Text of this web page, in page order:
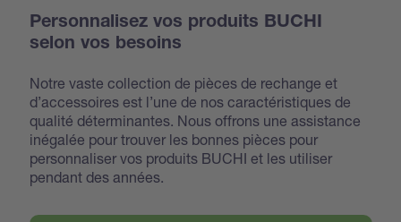
Personnalisez vos produits BUCHI
selon vos besoins
Notre vaste collection de pièces de rechange et
d’accessoires est l’une de nos caractéristiques de
qualité déterminantes. Nous offrons une assistance
inégalée pour trouver les bonnes pièces pour
personnaliser vos produits BUCHI et les utiliser
pendant des années.